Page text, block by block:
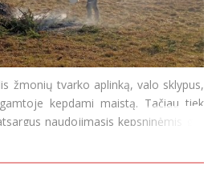
žmonių tvarko aplinką, valo sklypus,
kepdami maistą. Tačiau tiek
naudojimasis kepsninėmis gali
gaisrų iki žalos aplinkai, sveikatai bei